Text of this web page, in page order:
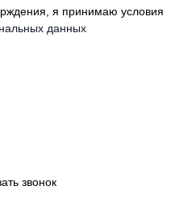
я принимаю условия
данных
звонок